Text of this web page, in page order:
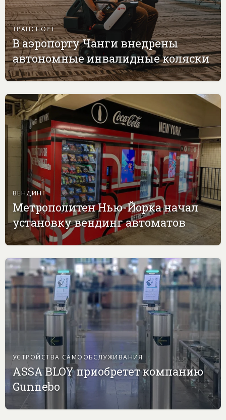
ТРАНСПОРТ
В аэропорту Чанги внедрены
автономные инвалидные коляски
ВЕНДИНГ
Метрополитен Нью-Йорка начал
установку вендинг автоматов
УСТРОЙСТВА САМООБСЛУЖИВАНИЯ
ASSA BLOY приобретет компанию
Gunnebo